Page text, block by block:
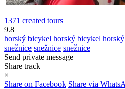
1371 created tours
9.8
horský bicykel horský bicykel
snežnice snežnice snežnice
Send private message
Share track
×
Share on Facebook Share via